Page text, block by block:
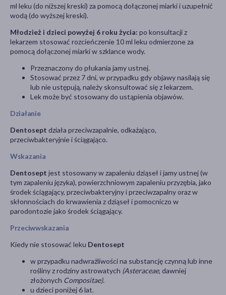
ml leku (do niższej kreski) za pomocą dołączonej miarki i uzupełnić
wodą (do wyższej kreski).
Młodzież i dzieci powyżej 6 roku życia: po konsultacji z
lekarzem stosować rozcieńczenie 10 ml leku odmierzone za
pomocą dołączonej miarki w szklance wody.
Przeznaczony do płukania jamy ustnej.
Stosować przez 7 dni, w przypadku gdy objawy nasilają się
lub nie ustępują, należy skonsultować się z lekarzem.
Lek może być stosowany do ustąpienia objawów.
Działanie
Dentosept działa przeciwzapalnie, odkażająco,
przeciwbakteryjnie i ściągająco.
Wskazania
Dentosept jest stosowany w zapaleniu dziąseł i jamy ustnej (w
tym zapaleniu języka), powierzchniowym zapaleniu przyzębia, jako
środek ściągający, przeciwbakteryjny i przeciwzapalny oraz w
skłonnościach do krwawienia z dziąseł i pomocniczo w
parodontozie jako środek ściągający.
Przeciwwskazania
Kiedy nie stosować leku Dentosept
w przypadku nadwrażliwości na substancję czynną lub inne
rośliny z rodziny astrowatych (Asteraceae, dawniej
złożonych Compositae).
u dzieci poniżej 6 lat.